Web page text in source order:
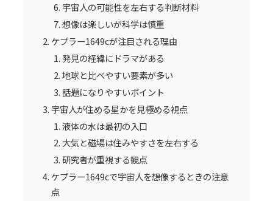
宇宙人の可能性を左右する判断材料
想像は楽しいが科学は慎重
ケプラー1649cが注目される理由
発見の経緯にドラマがある
地球と比べやすい要素が多い
話題になりやすいポイント
宇宙人が住める星かを見極める視点
液体の水は最初の入口
大気と磁場は住みやすさを左右する
研究者が重視する観点
ケプラー1649cで宇宙人を想像するときの注意
点